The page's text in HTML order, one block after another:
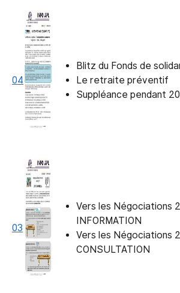
04
Blitz du Fonds de
Le retraite préventif
Suppléance pendant
03
Vers les Négociations
INFORMATION
Vers les Négociations
CONSULTATION